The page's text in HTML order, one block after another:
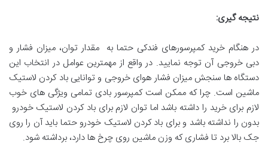
نتیجه گیری:
در هنگام خرید کمپرسورهای فندکی حتما به مقدار توان، میزان فشار و
دبی خروجی آن توجه نمایید. در واقع از مهمترین عوامل در انتخاب این
دستگاه ها سنجش میزان فشار هوای خروجی و توانایی باد کردن لاستیک
ماشین است. چرا که ممکن است کمپرسور بادی تمامی ویژگی های خوب
لازم برای خرید را داشته باشد اما توان لازم برای باد کردن لاستیک خودرو
بدون را نداشته باشد و برای باد کردن لاستیک خودرو حتما باید آن را روی
جک بالا برد تا فشاری که وزن ماشین روی چرخ ها دارد، برداشته شود.